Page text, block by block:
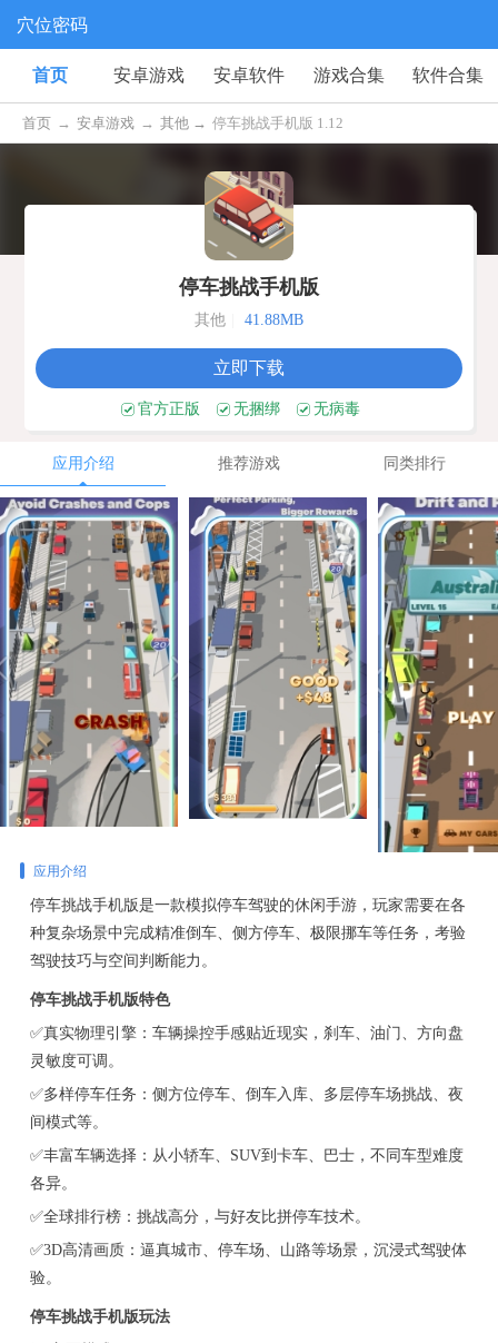
穴位密码
首页 安卓游戏 安卓软件 游戏合集 软件合集
首页 → 安卓游戏 → 其他 → 停车挑战手机版 1.12
停车挑战手机版
其他 41.88MB
立即下载
官方正版 无捆绑 无病毒
应用介绍 推荐游戏 同类排行
应用介绍
停车挑战手机版是一款模拟停车驾驶的休闲手游，玩家需要在各
种复杂场景中完成精准倒车、侧方停车、极限挪车等任务，考验
驾驶技巧与空间判断能力。
停车挑战手机版特色
✅真实物理引擎：车辆操控手感贴近现实，刹车、油门、方向盘
灵敏度可调。
✅多样停车任务：侧方位停车、倒车入库、多层停车场挑战、夜
间模式等。
✅丰富车辆选择：从小轿车、SUV到卡车、巴士，不同车型难度
各异。
✅全球排行榜：挑战高分，与好友比拼停车技术。
✅3D高清画质：逼真城市、停车场、山路等场景，沉浸式驾驶体
验。
停车挑战手机版玩法